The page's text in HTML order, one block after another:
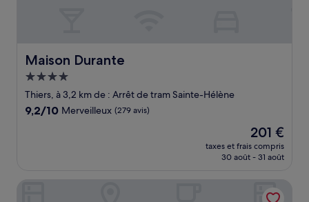
Maison Durante
Maison Durante
Hébergement
4.0 étoiles
Thiers, à 3,2 km de : Arrêt de tram Sainte-Hélène
9.2
9,2/10 Merveilleux (279 avis)
Le
nouveau
prix
de
201 €
201 €
taxes et frais compris
30 août - 31 août